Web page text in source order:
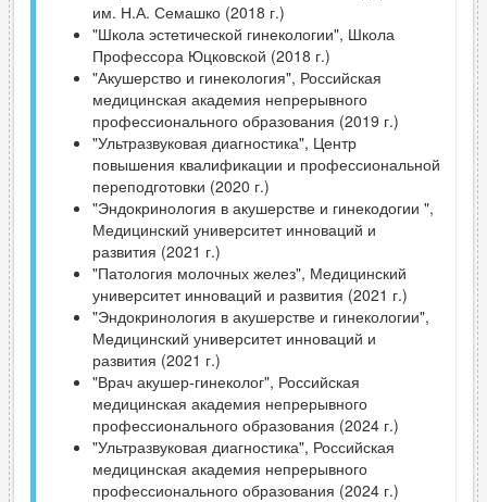
им. Н.А. Семашко (2018 г.)
"Школа эстетической гинекологии", Школа
Профессора Юцковской (2018 г.)
"Акушерство и гинекология", Российская
медицинская академия непрерывного
профессионального образования (2019 г.)
"Ультразвуковая диагностика", Центр
повышения квалификации и профессиональной
переподготовки (2020 г.)
"Эндокринология в акушерстве и гинекодогии ",
Медицинский университет инноваций и
развития (2021 г.)
"Патология молочных желез", Медицинский
университет инноваций и развития (2021 г.)
"Эндокринология в акушерстве и гинекологии",
Медицинский университет инноваций и
развития (2021 г.)
"Врач акушер-гинеколог", Российская
медицинская академия непрерывного
профессионального образования (2024 г.)
"Ультразвуковая диагностика", Российская
медицинская академия непрерывного
профессионального образования (2024 г.)